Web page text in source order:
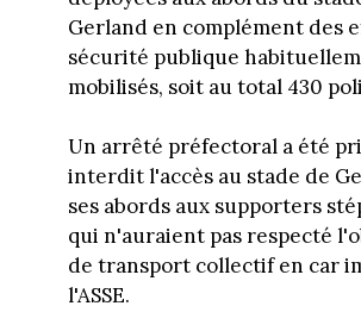
Gerland en complément des
sécurité publique
mobilisés, soit au total 430
Un arrêté préfectoral a été
interdit l'accès au stade de
ses abords aux supporters
qui n'auraient pas respecté
de transport collectif en car
l'ASSE.